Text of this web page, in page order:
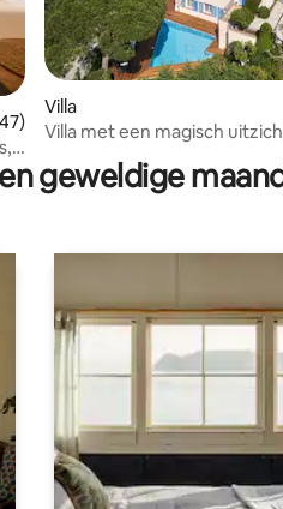
beoordeling van 4,89 uit 5,
Villa
Villa met een magisch
geweldige